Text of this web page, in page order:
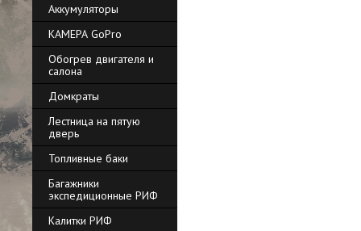
Аккумуляторы
КАМЕРА GoPro
Обогрев двигателя и
салона
Домкраты
Лестница на пятую
дверь
Топливные баки
Багажники
экспедиционные РИФ
Калитки РИФ